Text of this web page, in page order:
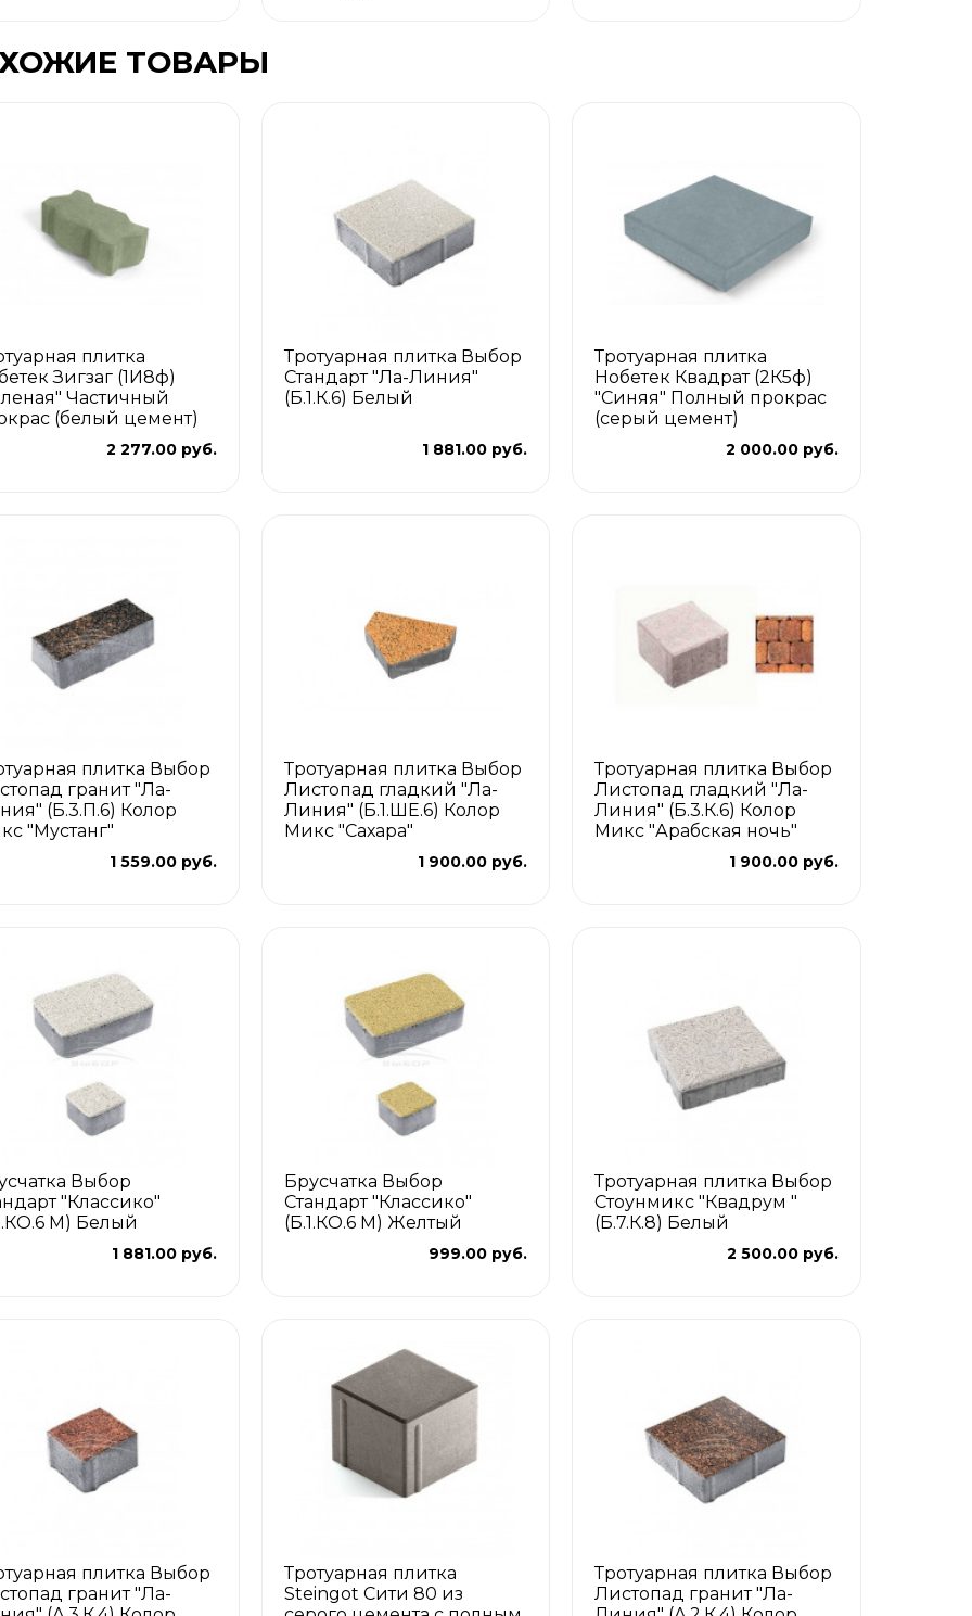
ТОВАРЫ
плитка
Зигзаг (1И8ф)
Частичный
(белый цемент)
2 277.00 руб.
Тротуарная плитка Выбор
Стандарт "Ла-Линия"
(Б.1.К.6) Белый
1 881.00 руб.
Тротуарная плитка
Нобетек Квадрат (2К5ф)
"Синяя" Полный прокрас
(серый цемент)
2 000.00 руб.
плитка Выбор
гранит "Ла-
(Б.3.П.6) Колор
"Мустанг"
1 559.00 руб.
Тротуарная плитка Выбор
Листопад гладкий "Ла-
Линия" (Б.1.ШЕ.6) Колор
Микс "Сахара"
1 900.00 руб.
Тротуарная плитка Выбор
Листопад гладкий "Ла-
Линия" (Б.3.К.6) Колор
Микс "Арабская ночь"
1 900.00 руб.
Выбор
"Классико"
М) Белый
1 881.00 руб.
Брусчатка Выбор
Стандарт "Классико"
(Б.1.КО.6 М) Желтый
999.00 руб.
Тротуарная плитка Выбор
Стоунмикс "Квадрум "
(Б.7.К.8) Белый
2 500.00 руб.
плитка Выбор
гранит "Ла-
Тротуарная плитка
Steingot Сити 80 из
Тротуарная плитка Выбор
Листопад гранит "Ла-